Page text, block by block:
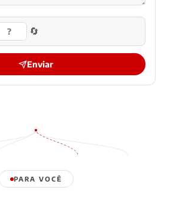
🔄
Enviar
PARA VOCÊ